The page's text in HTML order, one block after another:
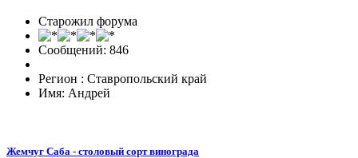
Старожил форума
Сообщений: 846
Регион : Ставропольский край
Имя: Андрей
Жемчуг Саба - столовый сорт винограда